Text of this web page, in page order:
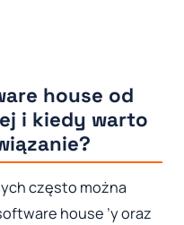
house od
i kiedy warto
często można
house ’y oraz